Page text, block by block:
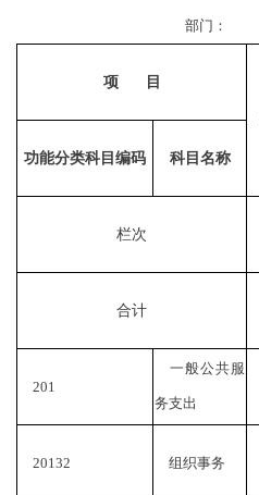
部门：
项 目
功能分类科目编码 科目名称
栏次
合计
201
一般公共服
务支出
20132 组织事务